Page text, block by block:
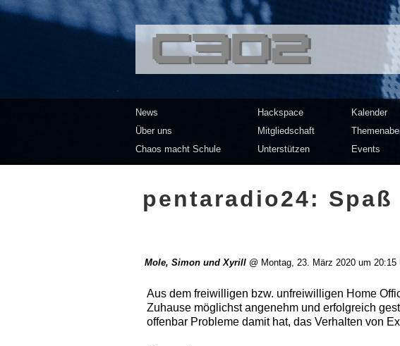
<<</>> Chaos
News
Über uns
Chaos macht Schule
Hackspace
Mitgliedschaft
Unterstützen
Kalender
Events
pentaradio24:
Mole, Simon und Xyrill @ Montag, 23. März 2020 um 20:15
Aus dem freiwilligen bzw. unfreiwilligen Home
Zuhause möglichst angenehm und erfolgreich
offenbar Probleme damit hat, das Verhalten von